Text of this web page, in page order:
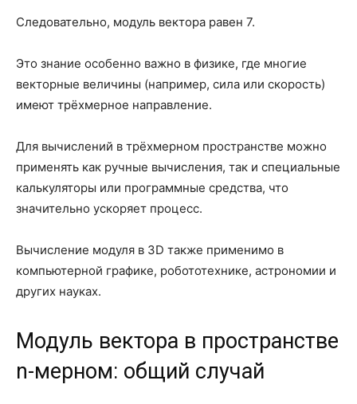
Следовательно, модуль вектора равен 7.
Это знание особенно важно в физике, где многие
векторные величины (например, сила или скорость)
имеют трёхмерное направление.
Для вычислений в трёхмерном пространстве можно
применять как ручные вычисления, так и специальные
калькуляторы или программные средства, что
значительно ускоряет процесс.
Вычисление модуля в 3D также применимо в
компьютерной графике, робототехнике, астрономии и
других науках.
Модуль вектора в пространстве
n-мерном: общий случай